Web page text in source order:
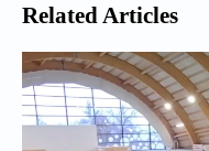
Related Articles